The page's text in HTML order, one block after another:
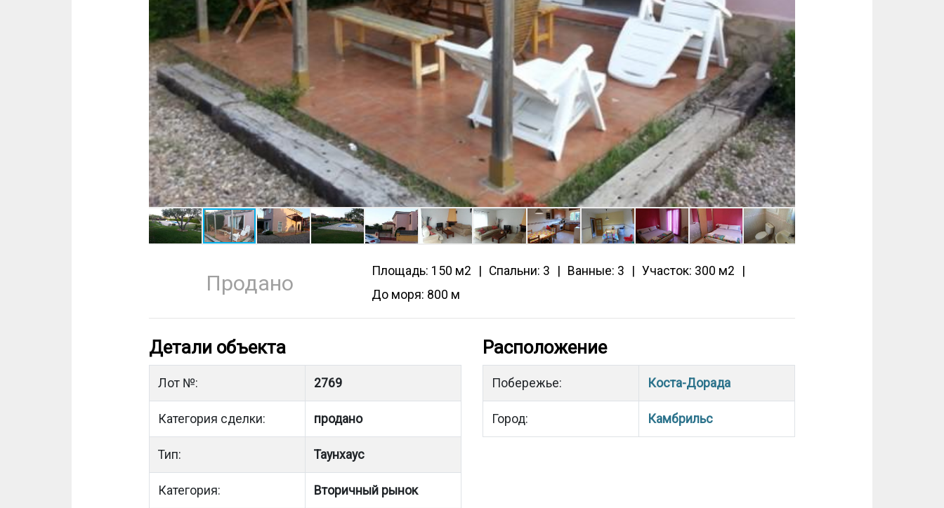
Продано Площадь: 150 м2 Спальни: 3 Ванные: 3
Участок: 300 м2
До моря: 800 м
Детали объекта
Лот №: 2769
Категория сделки: продано
Тип: Таунхаус
Категория: Вторичный рынок
Расположение
Побережье: Коста-Дорада
Город: Камбрильс